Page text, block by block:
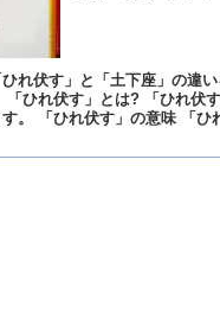
れ伏す」と「土下座」の違
「ひれ伏す」とは? 「ひれ伏
。 「ひれ伏す」の意味 「ひ